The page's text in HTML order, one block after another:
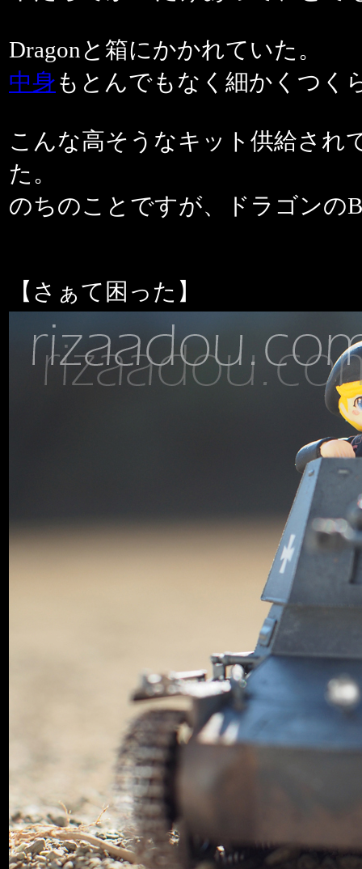
Dragonと箱にかかれていた。
中身もとんでもなく細かくつく
こんな高そうなキット供給され
た。
のちのことですが、ドラゴンの
【さぁて困った】